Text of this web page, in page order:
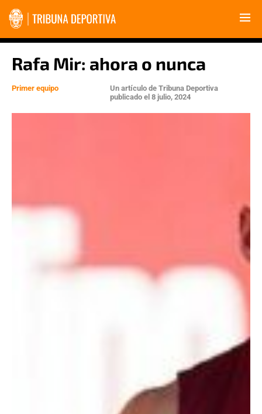
Rafa Mir: ahora o nunca
Primer equipo Un artículo de Tribuna Deportiva
publicado el 8 julio, 2024